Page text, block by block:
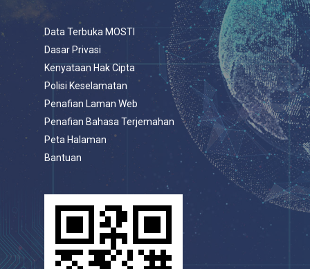
Data Terbuka MOSTI
Dasar Privasi
Kenyataan Hak Cipta
Polisi Keselamatan
Penafian Laman Web
Penafian Bahasa Terjemahan
Peta Halaman
Bantuan